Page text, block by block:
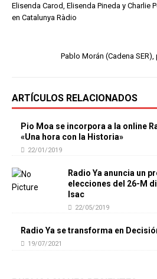
Elisenda Carod, Elisenda Pineda y Charlie
en Catalunya Ràdio
Pablo Morán (Cadena
ARTÍCULOS RELACIONADOS
Pio Moa se incorpora a la online
«Una hora con la Historia»
22/01/2019
Radio Ya anuncia un
elecciones del 26-M
Isac
22/05/2019
Radio Ya se transforma en
19/07/2021